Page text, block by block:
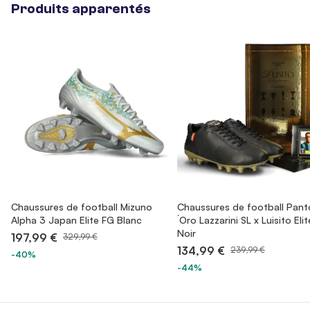
Produits apparentés
Chaussures de football Mizuno
Alpha 3 Japan Elite FG Blanc
197,99 € 329,99 €
-40%
Chaussures de football
´Oro Lazzarini SL x Luisito
Noir
134,99 € 239,99 €
-44%